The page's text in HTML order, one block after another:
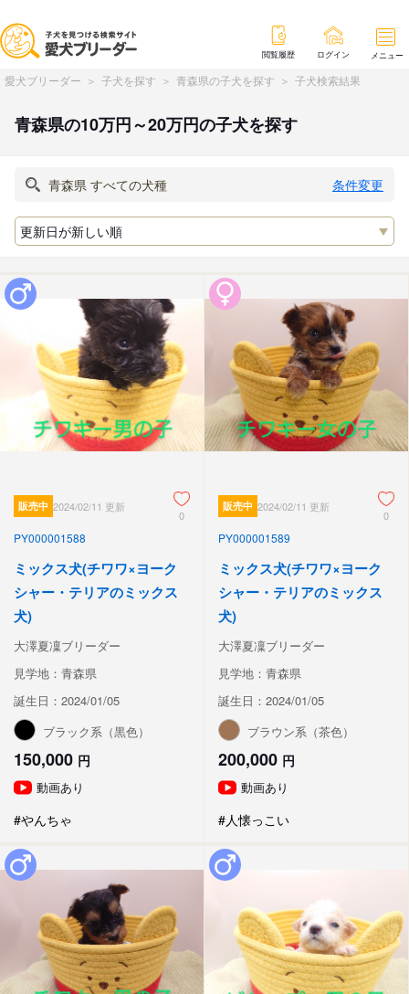
閲覧履歴 ログイン メニュー
愛犬ブリーダー 子犬を探す 青森県の子犬を探す 子犬検索結果
青森県の10万円～20万円の子犬を探す
条件変更
販売中 2024/02/11 更新
0
PY000001588
ミックス犬(チワワ×ヨーク
シャー・テリアのミックス
犬)
大澤夏凜ブリーダー
見学地：青森県
誕生日：2024/01/05
ブラック系（黒色）
150,000 円
動画あり
#やんちゃ
販売中 2024/02/11 更新
0
PY000001589
ミックス犬(チワワ×ヨーク
シャー・テリアのミックス
犬)
大澤夏凜ブリーダー
見学地：青森県
誕生日：2024/01/05
ブラウン系（茶色）
200,000 円
動画あり
#人懐っこい